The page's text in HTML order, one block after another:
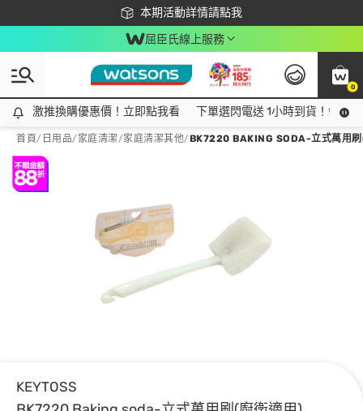
本期活動詳情請點我
下載app最高回饋$350
屈臣氏線上服務
0
激推換購優惠價！立即點我看
激推換購優惠價！立即點我看 下單選閃電送 1小時到貨！領神
首頁/ 日用品/ 家庭清潔/家庭清潔其他/BK7220 BAKING SODA-立式萬用
KEYTOSS